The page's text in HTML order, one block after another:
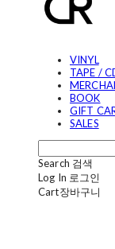
VINYL
TAPE /
BOOK
GIFT
SALES
Search 검색
Log In 로그인
Cart장바구니